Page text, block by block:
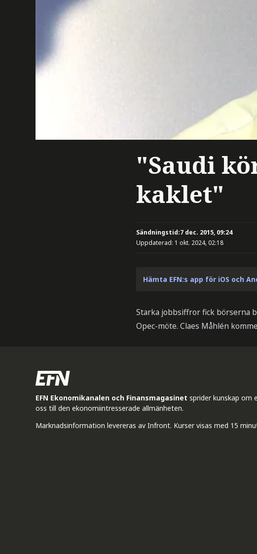
"Saudi
kaklet"
Sändningstid:7 dec. 2015, 09:24
Uppdaterad: 1 okt. 2024, 02:18
Hämta EFN:s app för iOS och
Starka jobbsiffror fick börserna
Opec-möte. Claes Måhlén
EFN Ekonomikanalen och Finansmagasinet sprider kunskap om
oss till den ekonomiintresserade allmänheten.
Marknadsinformation levereras av Infront. Kurser visas med 15